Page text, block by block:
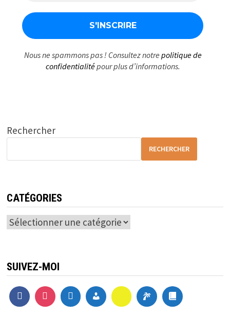
Nous ne spammons pas ! Consultez notre politique de
confidentialitépour plus d’informations.
Rechercher
RECHERCHER
CATÉGORIES
Catégories
SUIVEZ-MOI